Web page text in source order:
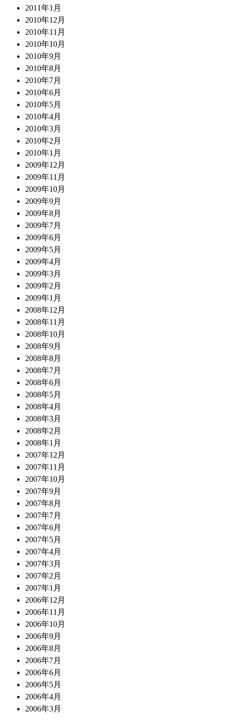
2011年1月
2010年12月
2010年11月
2010年10月
2010年9月
2010年8月
2010年7月
2010年6月
2010年5月
2010年4月
2010年3月
2010年2月
2010年1月
2009年12月
2009年11月
2009年10月
2009年9月
2009年8月
2009年7月
2009年6月
2009年5月
2009年4月
2009年3月
2009年2月
2009年1月
2008年12月
2008年11月
2008年10月
2008年9月
2008年8月
2008年7月
2008年6月
2008年5月
2008年4月
2008年3月
2008年2月
2008年1月
2007年12月
2007年11月
2007年10月
2007年9月
2007年8月
2007年7月
2007年6月
2007年5月
2007年4月
2007年3月
2007年2月
2007年1月
2006年12月
2006年11月
2006年10月
2006年9月
2006年8月
2006年7月
2006年6月
2006年5月
2006年4月
2006年3月